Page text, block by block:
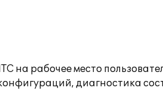
на рабочее место
диагностика